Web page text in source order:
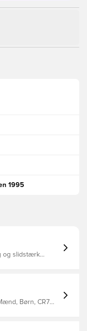
1995
og slidstærk
Børn, CR7